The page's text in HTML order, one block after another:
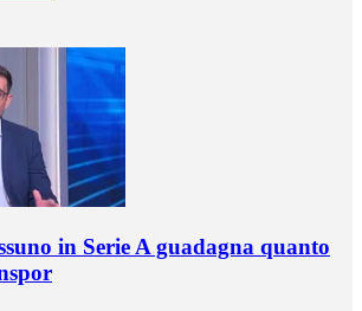
in Serie A guadagna quanto